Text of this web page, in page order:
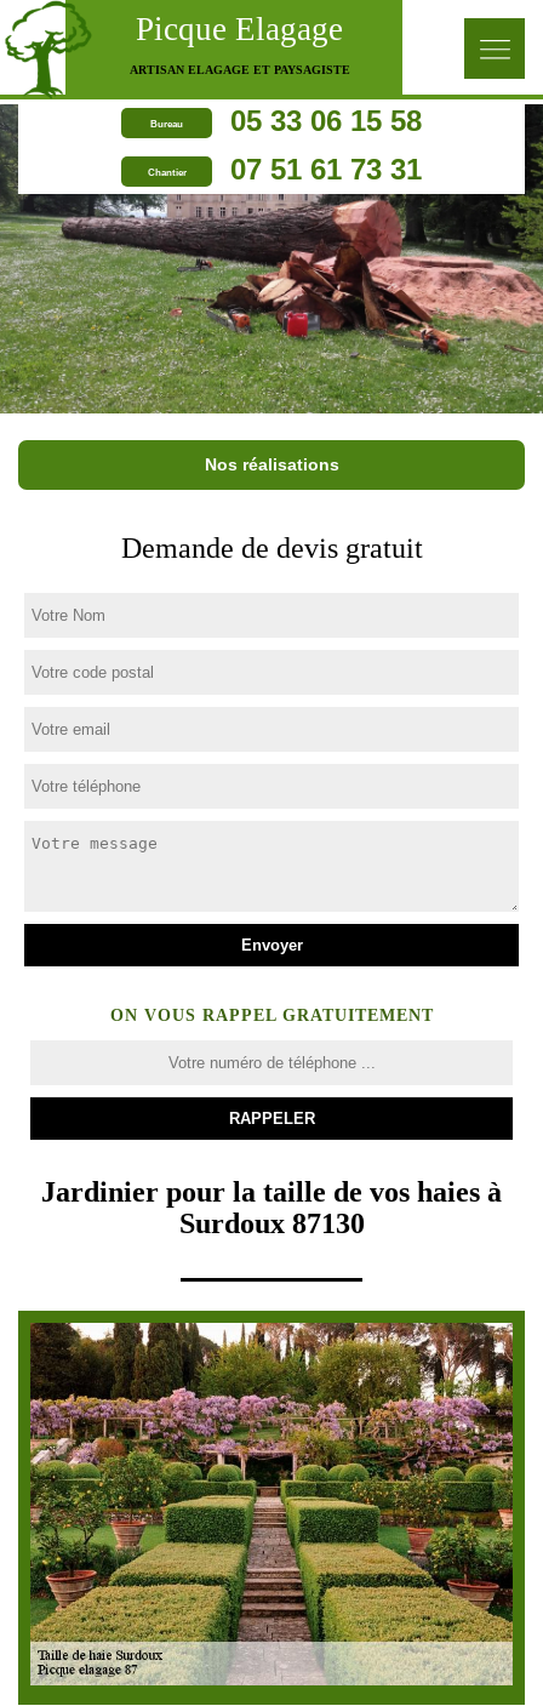
Picque Elagage
ARTISAN ELAGAGE ET PAYSAGISTE
Bureau 05 33 06 15 58
Chantier 07 51 61 73 31
Nos réalisations
Demande de devis gratuit
ON VOUS RAPPEL GRATUITEMENT
Jardinier pour la taille de vos haies à
Surdoux 87130